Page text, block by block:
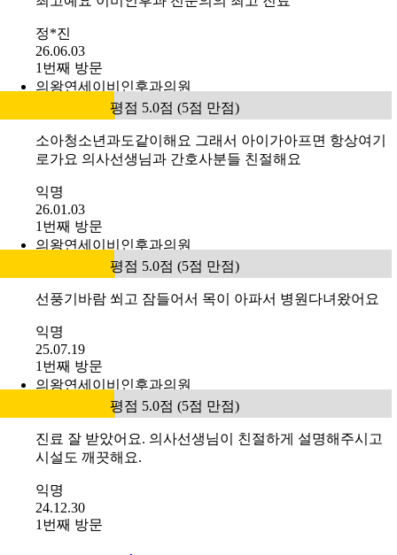
정*진
26.06.03
1번째 방문
의왕연세이비인후과의원
평점 5.0점 (5점 만점)
소아청소년과도같이해요 그래서 아이가아프면 항상여기
로가요 의사선생님과 간호사분들 친절해요
익명
26.01.03
1번째 방문
의왕연세이비인후과의원
평점 5.0점 (5점 만점)
선풍기바람 쐬고 잠들어서 목이 아파서 병원다녀왔어요
익명
25.07.19
1번째 방문
의왕연세이비인후과의원
평점 5.0점 (5점 만점)
진료 잘 받았어요. 의사선생님이 친절하게 설명해주시고
시설도 깨끗해요.
익명
24.12.30
1번째 방문